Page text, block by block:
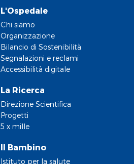
L'Ospedale
Chi siamo
Organizzazione
Bilancio di Sostenibilità
Segnalazioni e reclami
Accessibilità digitale
La Ricerca
Direzione Scientifica
Progetti
5 x mille
Il Bambino
Istituto per la salute